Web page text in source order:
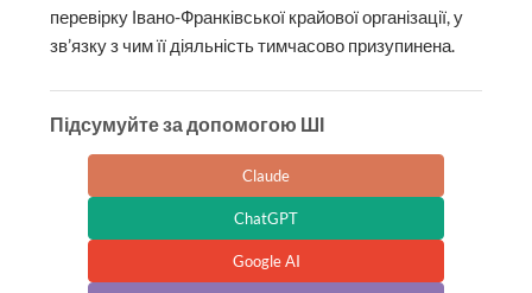
перевірку Івано-Франківської крайової організації, у
зв’язку з чим її діяльність тимчасово призупинена.
Підсумуйте за допомогою ШІ
Claude
ChatGPT
Google AI